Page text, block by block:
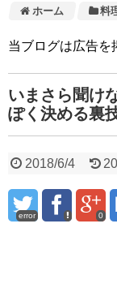
ホーム 料
当ブログは広告を
いまさら聞け
ぽく決める裏
2018/6/4
error 0